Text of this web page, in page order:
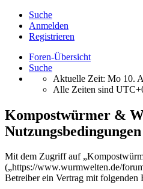
Suche
Anmelden
Registrieren
Foren-Übersicht
Suche
Aktuelle Zeit: Mo 10.
Alle Zeiten sind
Kompostwürmer &
Nutzungsbedingungen
Mit dem Zugriff auf
(„https://www.wurmwelten.de/
Betreiber ein Vertrag mit folgenden